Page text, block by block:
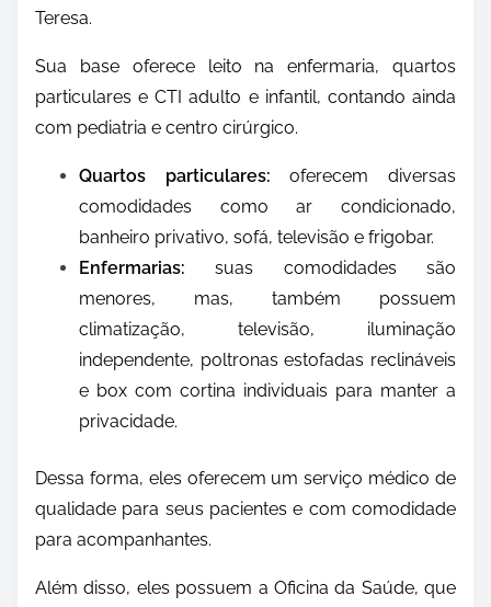
Teresa.
Sua base oferece leito na enfermaria, quartos
particulares e CTI adulto e infantil, contando ainda
com pediatria e centro cirúrgico.
Quartos particulares: oferecem diversas
comodidades como ar condicionado,
banheiro privativo, sofá, televisão e frigobar.
Enfermarias: suas comodidades são
menores, mas, também possuem
climatização, televisão, iluminação
independente, poltronas estofadas reclináveis
e box com cortina individuais para manter a
privacidade.
Dessa forma, eles oferecem um serviço médico de
qualidade para seus pacientes e com comodidade
para acompanhantes.
Além disso, eles possuem a Oficina da Saúde, que